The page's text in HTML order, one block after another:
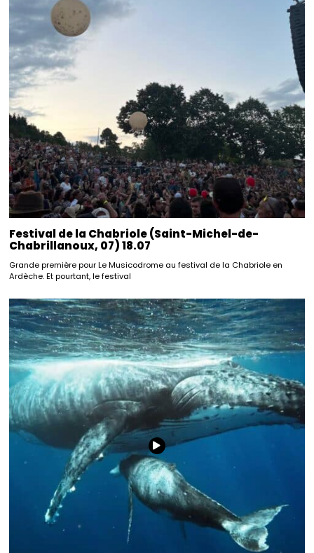
Festival de la Chabriole (Saint-Michel-de-
Chabrillanoux, 07) 18.07
Grande première pour Le Musicodrome au festival de la Chabriole en
Ardèche. Et pourtant, le festival